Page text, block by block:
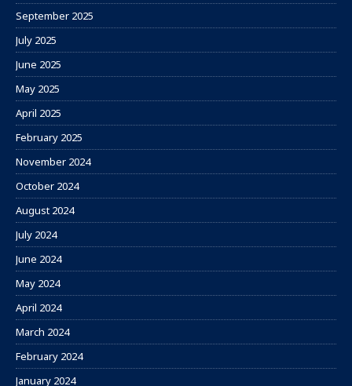
September 2025
July 2025
June 2025
May 2025
April 2025
February 2025
November 2024
October 2024
August 2024
July 2024
June 2024
May 2024
April 2024
March 2024
February 2024
January 2024